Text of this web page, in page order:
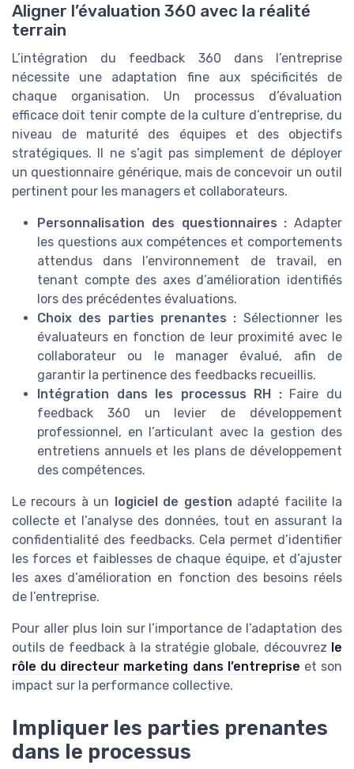
Aligner l’évaluation 360 avec la réalité
terrain
L’intégration du feedback 360 dans l’entreprise
nécessite une adaptation fine aux spécificités de
chaque organisation. Un processus d’évaluation
efficace doit tenir compte de la culture d’entreprise, du
niveau de maturité des équipes et des objectifs
stratégiques. Il ne s’agit pas simplement de déployer
un questionnaire générique, mais de concevoir un outil
pertinent pour les managers et collaborateurs.
Personnalisation des questionnaires : Adapter
les questions aux compétences et comportements
attendus dans l’environnement de travail, en
tenant compte des axes d’amélioration identifiés
lors des précédentes évaluations.
Choix des parties prenantes : Sélectionner les
évaluateurs en fonction de leur proximité avec le
collaborateur ou le manager évalué, afin de
garantir la pertinence des feedbacks recueillis.
Intégration dans les processus RH :Faire du
feedback 360 un levier de développement
professionnel, en l’articulant avec la gestion des
entretiens annuels et les plans de développement
des compétences.
Le recours à un logiciel de gestion adapté facilite la
collecte et l’analyse des données, tout en assurant la
confidentialité des feedbacks. Cela permet d’identifier
les forces et faiblesses de chaque équipe, et d’ajuster
les axes d’amélioration en fonction des besoins réels
de l’entreprise.
Pour aller plus loin sur l’importance de l’adaptation des
outils de feedback à la stratégie globale, découvrez le
rôle du directeur marketing dans l’entreprise et son
impact sur la performance collective.
Impliquer les parties prenantes
dans le processus